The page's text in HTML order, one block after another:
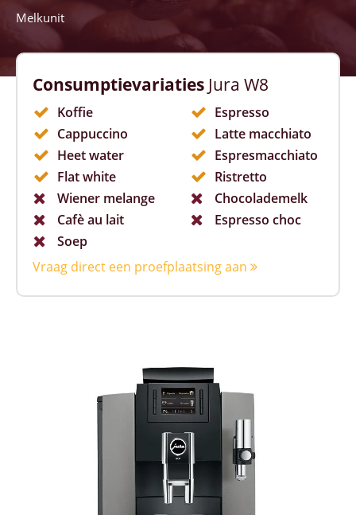
Melkunit
Consumptievariaties Jura W8
Koffie
Espresso
Cappuccino
Latte macchiato
Heet water
Espresmacchiato
Flat white
Ristretto
Wiener melange
Chocolademelk
Cafè au lait
Espresso choc
Soep
Vraag direct een proefplaatsing aan